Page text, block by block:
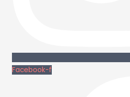
Facebook-f